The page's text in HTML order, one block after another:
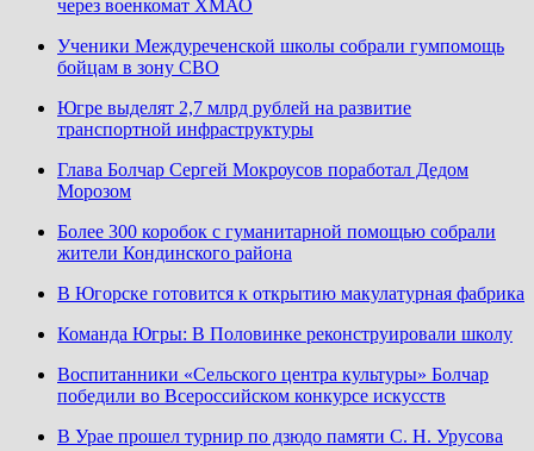
через военкомат ХМАО
Ученики Междуреченской школы собрали гумпомощь
бойцам в зону СВО
Югре выделят 2,7 млрд рублей на развитие
транспортной инфраструктуры
Глава Болчар Сергей Мокроусов поработал Дедом
Морозом
Более 300 коробок с гуманитарной помощью собрали
жители Кондинского района
В Югорске готовится к открытию макулатурная фабрика
Команда Югры: В Половинке реконструировали школу
Воспитанники «Сельского центра культуры» Болчар
победили во Всероссийском конкурсе искусств
В Урае прошел турнир по дзюдо памяти С. Н. Урусова